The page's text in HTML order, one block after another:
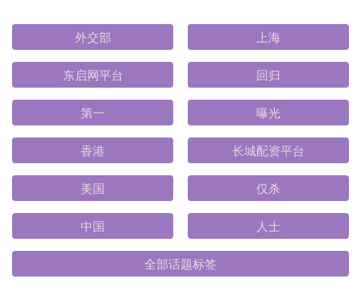
外交部 上海
东启网平台 回归
第一 曝光
香港 长城配资平台
美国 仅杀
中国 人士
全部话题标签